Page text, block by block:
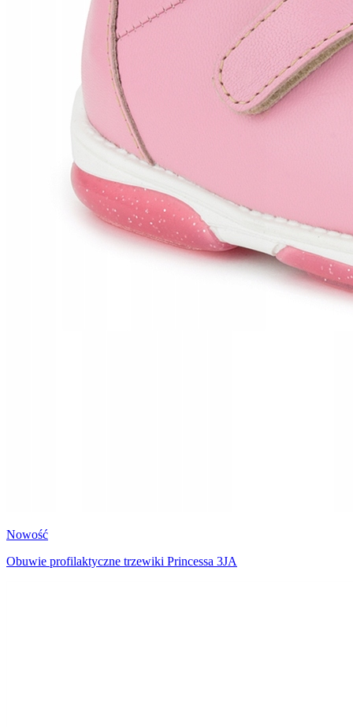
Nowość
Obuwie profilaktyczne trzewiki Princessa 3JA